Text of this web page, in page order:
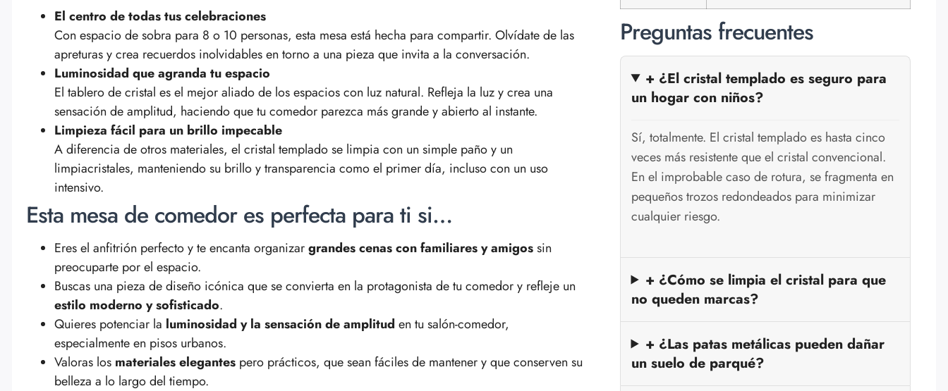
El centro de todas tus celebraciones
Con espacio de sobra para 8 o 10 personas, esta mesa está hecha para compartir. Olvídate de las
apreturas y crea recuerdos inolvidables en torno a una pieza que invita a la conversación.
Luminosidad que agranda tu espacio
El tablero de cristal es el mejor aliado de los espacios con luz natural. Refleja la luz y crea una
sensación de amplitud, haciendo que tu comedor parezca más grande y abierto al instante.
Limpieza fácil para un brillo impecable
A diferencia de otros materiales, el cristal templado se limpia con un simple paño y un
limpiacristales, manteniendo su brillo y transparencia como el primer día, incluso con un uso
intensivo.
Esta mesa de comedor es perfecta para ti si…
Eres el anfitrión perfecto y te encanta organizargrandes cenas con familiares y amigossin
preocuparte por el espacio.
Buscas una pieza de diseño icónica que se convierta en la protagonista de tu comedor y refleje un
estilo moderno y sofisticado.
Quieres potenciar la luminosidad y la sensación de amplitud en tu salón-comedor,
especialmente en pisos urbanos.
Valoras los materiales elegantes pero prácticos, que sean fáciles de mantener y que conserven su
belleza a lo largo del tiempo.
Preguntas frecuentes
+ ¿El cristal templado es seguro para
un hogar con niños?
Sí, totalmente. El cristal templado es hasta cinco
veces más resistente que el cristal convencional.
En el improbable caso de rotura, se fragmenta en
pequeños trozos redondeados para minimizar
cualquier riesgo.
+ ¿Cómo se limpia el cristal para que
no queden marcas?
+ ¿Las patas metálicas pueden dañar
un suelo de parqué?